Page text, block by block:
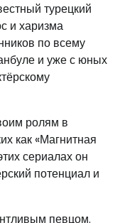
турецкий
и харизма
по всему
и уже с юных
ролям в
как «Магнитная
сериалах он
потенциал и
певцом.